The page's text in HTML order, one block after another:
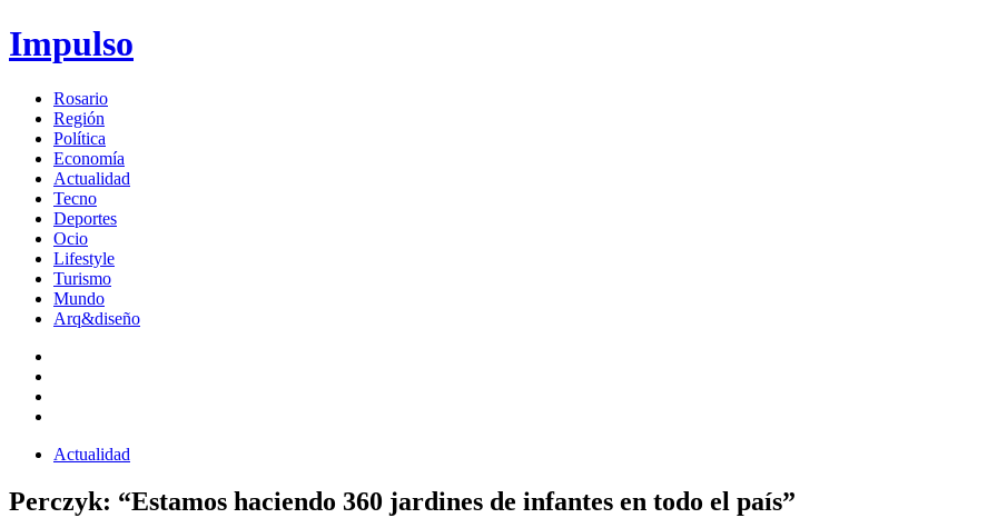
Impulso
Rosario
Región
Política
Economía
Actualidad
Tecno
Deportes
Ocio
Lifestyle
Turismo
Mundo
Arq&diseño
Actualidad
Perczyk: “Estamos haciendo 360 jardines de infantes en todo el país”